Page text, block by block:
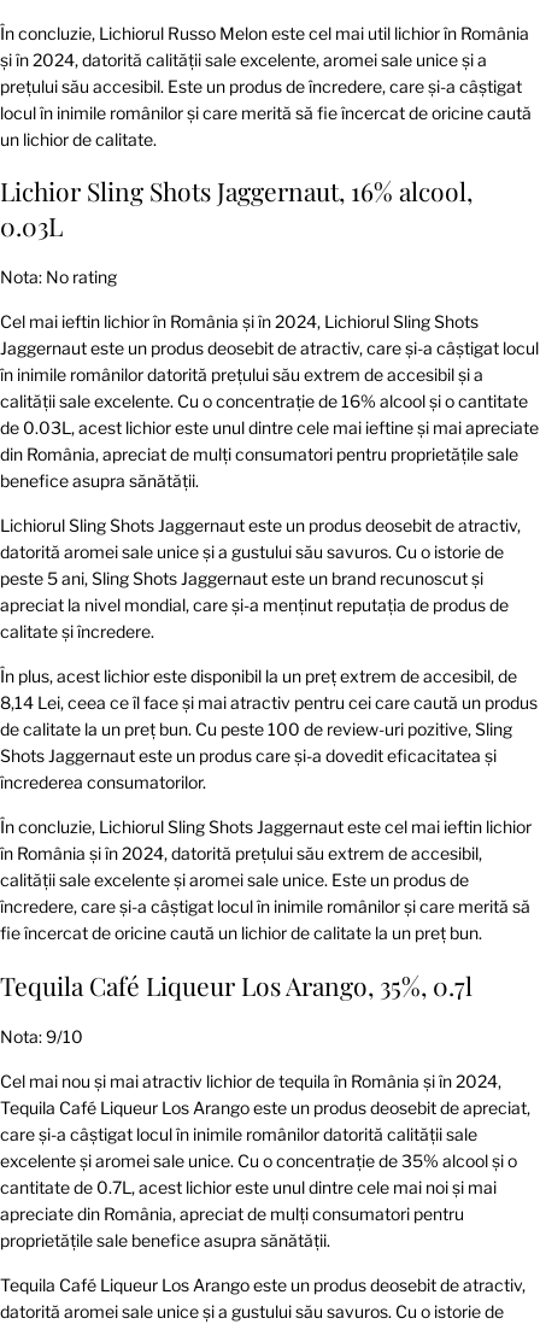
În concluzie, Lichiorul Russo Melon este cel mai util lichior în România
și în 2024, datorită calității sale excelente, aromei sale unice și a
prețului său accesibil. Este un produs de încredere, care și-a câștigat
locul în inimile românilor și care merită să fie încercat de oricine caută
un lichior de calitate.
Lichior Sling Shots Jaggernaut, 16% alcool,
0.03L
Nota: No rating
Cel mai ieftin lichior în România și în 2024, Lichiorul Sling Shots
Jaggernaut este un produs deosebit de atractiv, care și-a câștigat locul
în inimile românilor datorită prețului său extrem de accesibil și a
calității sale excelente. Cu o concentrație de 16% alcool și o cantitate
de 0.03L, acest lichior este unul dintre cele mai ieftine și mai apreciate
din România, apreciat de mulți consumatori pentru proprietățile sale
benefice asupra sănătății.
Lichiorul Sling Shots Jaggernaut este un produs deosebit de atractiv,
datorită aromei sale unice și a gustului său savuros. Cu o istorie de
peste 5 ani, Sling Shots Jaggernaut este un brand recunoscut și
apreciat la nivel mondial, care și-a menținut reputația de produs de
calitate și încredere.
În plus, acest lichior este disponibil la un preț extrem de accesibil, de
8,14 Lei, ceea ce îl face și mai atractiv pentru cei care caută un produs
de calitate la un preț bun. Cu peste 100 de review-uri pozitive, Sling
Shots Jaggernaut este un produs care și-a dovedit eficacitatea și
încrederea consumatorilor.
În concluzie, Lichiorul Sling Shots Jaggernaut este cel mai ieftin lichior
în România și în 2024, datorită prețului său extrem de accesibil,
calității sale excelente și aromei sale unice. Este un produs de
încredere, care și-a câștigat locul în inimile românilor și care merită să
fie încercat de oricine caută un lichior de calitate la un preț bun.
Tequila Café Liqueur Los Arango, 35%, 0.7l
Nota: 9/10
Cel mai nou și mai atractiv lichior de tequila în România și în 2024,
Tequila Café Liqueur Los Arango este un produs deosebit de apreciat,
care și-a câștigat locul în inimile românilor datorită calității sale
excelente și aromei sale unice. Cu o concentrație de 35% alcool și o
cantitate de 0.7L, acest lichior este unul dintre cele mai noi și mai
apreciate din România, apreciat de mulți consumatori pentru
proprietățile sale benefice asupra sănătății.
Tequila Café Liqueur Los Arango este un produs deosebit de atractiv,
datorită aromei sale unice și a gustului său savuros. Cu o istorie de